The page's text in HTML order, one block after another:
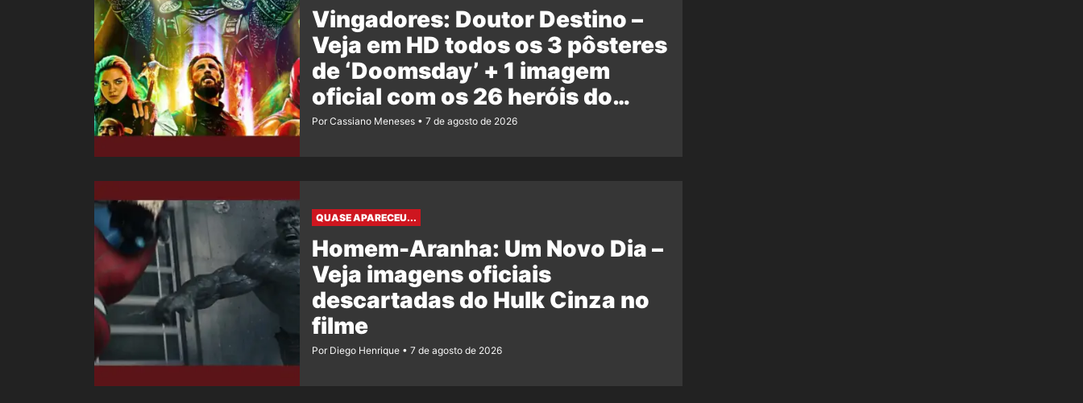
Vingadores: Doutor Destino –
Veja em HD todos os 3 pôsteres
de ‘Doomsday’ + 1 imagem
oficial com os 26 heróis do
filme
Por Cassiano Meneses 7 de agosto de 2026
QUASE APARECEU...
Homem-Aranha: Um Novo Dia –
Veja imagens oficiais
descartadas do Hulk Cinza no
filme
Por Diego Henrique 7 de agosto de 2026